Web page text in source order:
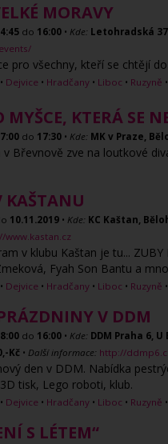
MORAVY
do 16:00 • Kde: Letohradská
pro všechny, kteří se chtějí
• Dejvice • Hradčany • Liboc • Ruzyně •
MYŠCE, KTERÁ SE
do 17:30 • Kde: MK v Praze,
v Břevnově zve na loutkové
KAŠTANU
10.11.2019 • Kde: KC Kaštan,
www.kastan.cz
v klubu Kaštan je tu...
Fyah Son Bantu a
• Dejvice • Hradčany • Liboc • Ruzyně •
V DDM
do 16:00 • Kde: DDM Praha 6,
Kč • Další informace: http://
den v DDM. Nabídka
tisk, Lego roboti, klub.
• Dejvice • Hradčany • Liboc • Ruzyně •
S LÉTEM“